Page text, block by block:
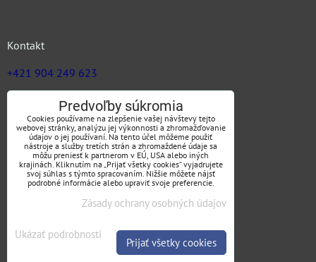
Kontakt
+421 904 249 623
zuz@jargas.sk
Obchodné podmienky
Predvoľby súkromia
Cookies používame na zlepšenie vašej návštevy tejto
webovej stránky, analýzu jej výkonnosti a zhromažďovanie
údajov o jej používaní. Na tento účel môžeme použiť
nástroje a služby tretích strán a zhromaždené údaje sa
môžu preniesť k partnerom v EÚ, USA alebo iných
krajinách. Kliknutím na „Prijať všetky cookies“ vyjadrujete
svoj súhlas s týmto spracovaním. Nižšie môžete nájsť
podrobné informácie alebo upraviť svoje preferencie.
Zásady ochrany osobných údajov
Ukázať podrobnosti
Prijať všetky cookies